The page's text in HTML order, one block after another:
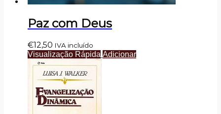
Paz com Deus
€12,50 IVA incluído
Visualização Rápida Adicionar